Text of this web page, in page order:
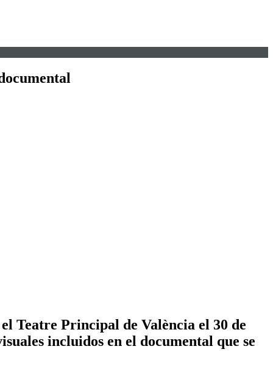
Teatre Principal de València el 30 de
incluidos en el documental que se